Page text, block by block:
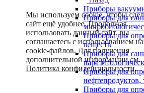
Приборы
Приборы для
Приборы для
веществ
Приборы для
Приборы для
нефтепродуктов,
Приборы для
Мы используем cookie, чтобы
сайт ещё удобнее. Продолжая
использовать данный сайт, вы
соглашаетесь с использованием
cookie-файлов. Для получения
дополнительной информации см.
Политика конфиденциальности.